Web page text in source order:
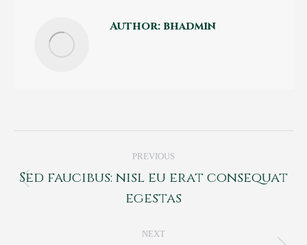
Author: bhadmin
navigation
PREVIOUS
post:
Sed faucibus: nisl eu erat consequat
egestas
NEXT